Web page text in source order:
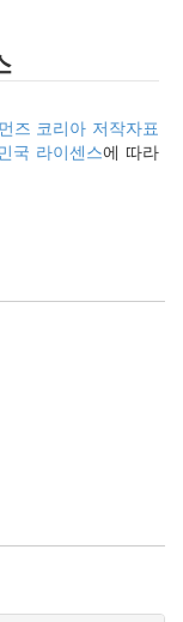
즈 코리아 저작자표
국 라이센스에 따라